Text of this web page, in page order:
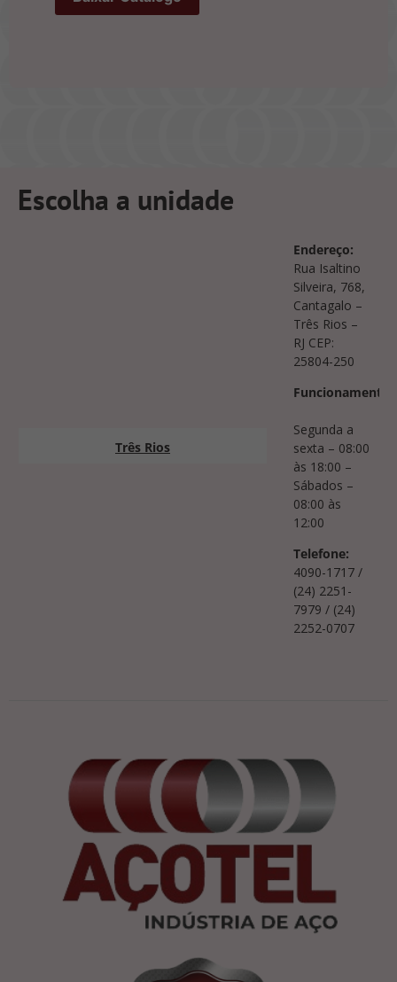
Escolha a unidade
Três Rios
Endereço:
Rua Isaltino
Silveira, 768,
Cantagalo –
Três Rios –
RJ CEP:
25804-250
Funcionamento:
Segunda a
sexta – 08:00
às 18:00 –
Sábados –
08:00 às
12:00
Telefone:
4090-1717 /
(24) 2251-
7979 / (24)
2252-0707